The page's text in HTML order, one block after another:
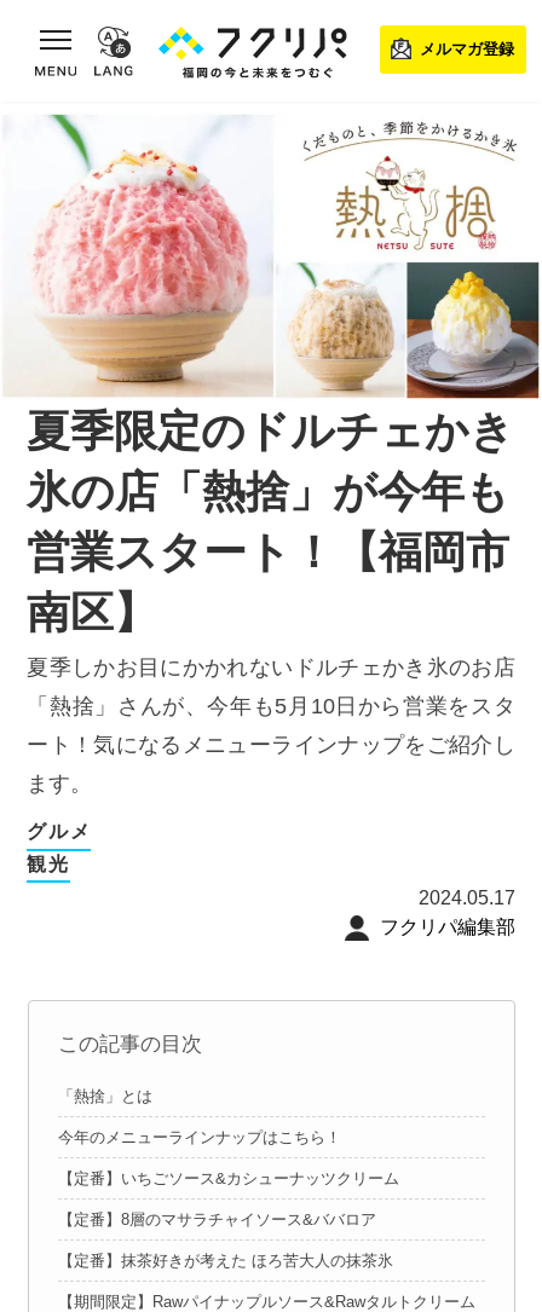
toggle navigation
メルマガ登録
夏季限定のドルチェかき
氷の店「熱捨」が今年も
営業スタート！【福岡市
南区】
夏季しかお目にかかれないドルチェかき氷のお店
「熱捨」さんが、今年も5月10日から営業をスタ
ート！気になるメニューラインナップをご紹介し
ます。
グルメ
観光
2024.05.17
フクリパ編集部
この記事の目次
「熱捨」とは
今年のメニューラインナップはこちら！
【定番】いちごソース&カシューナッツクリーム
【定番】8層のマサラチャイソース&ババロア
【定番】抹茶好きが考えた ほろ苦大人の抹茶氷
【期間限定】Rawパイナップルソース&Rawタルトクリーム